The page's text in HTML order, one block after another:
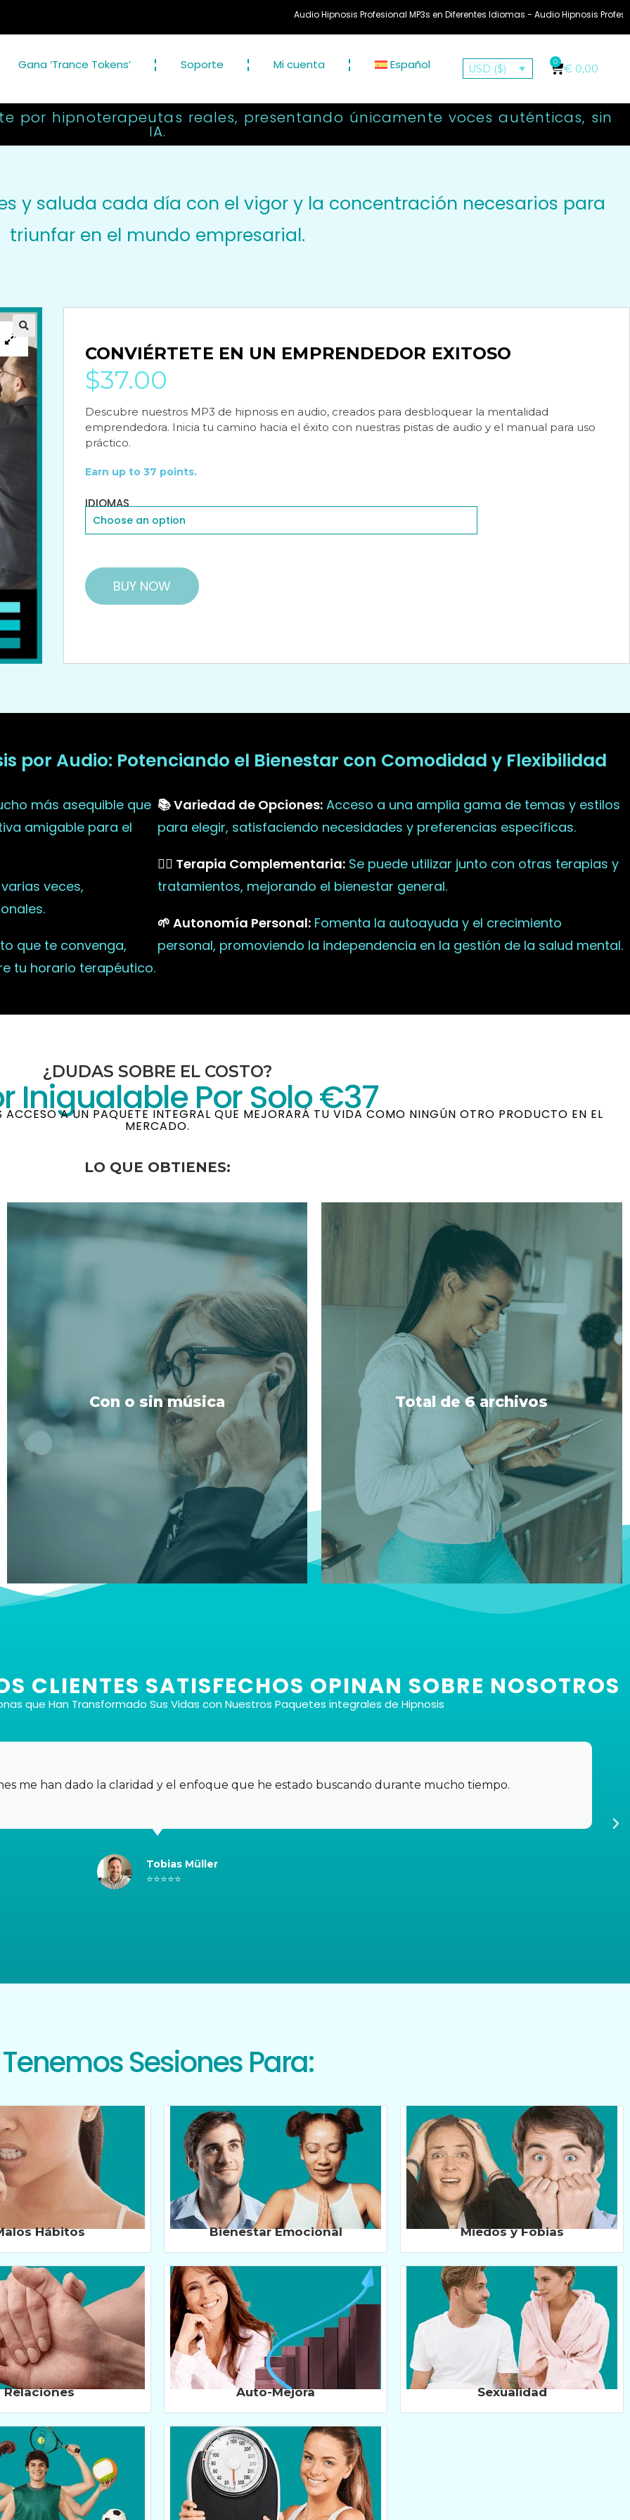
Audio Hipnosis Profesional MP3s en Diferentes Idiomas - Audio Hipnosis Profesional MP3's in
Gana ‘Trance Tokens’ Soporte Mi cuenta Español USD ($) € 0,00
0
por hipnoterapeutas reales, presentando únicamente voces auténticas, sin
IA.
y saluda cada día con el vigor y la concentración necesarios para
triunfar en el mundo empresarial.
🔍
🔍 CONVIÉRTETE EN UN EMPRENDEDOR EXITOSO
$37.00
Descubre nuestros MP3 de hipnosis en audio, creados para desbloquear la mentalidad
emprendedora. Inicia tu camino hacia el éxito con nuestras pistas de audio y el manual para uso
práctico.
Earn up to 37 points.
IDIOMAS
BUY NOW
por Audio: Potenciando el Bienestar con Comodidad y Flexibilidad
más asequible que
amigable para el
veces,
que te convenga,
tu horario terapéutico.
📚 Variedad de Opciones: Acceso a una amplia gama de temas y estilos
para elegir, satisfaciendo necesidades y preferencias específicas.
🧘‍♀️ Terapia Complementaria: Se puede utilizar junto con otras terapias y
tratamientos, mejorando el bienestar general.
🌱 Autonomía Personal: Fomenta la autoayuda y el crecimiento
personal, promoviendo la independencia en la gestión de la salud mental.
¿DUDAS SOBRE EL COSTO?
Inigualable Por Solo €37
A UN PAQUETE INTEGRAL QUE MEJORARÁ TU VIDA COMO NINGÚN OTRO PRODUCTO EN EL
MERCADO.
LO QUE OBTIENES:
Con o sin música
seleccionada para potenciar el trance y otra sin
Total de 6 archivos
satisfacer tus necesidades y preferencias
CLIENTES SATISFECHOS OPINAN SOBRE NOSOTROS
que Han Transformado Sus Vidas con Nuestros Paquetes integrales de Hipnosis
me han dado la claridad y el enfoque que he estado buscando durante mucho tiempo.
Tobias Müller
⭐⭐⭐⭐⭐
Tenemos Sesiones Para:
Hábitos Bienestar Emocional Miedos y Fobias
Relaciones Auto-Mejora Sexualidad